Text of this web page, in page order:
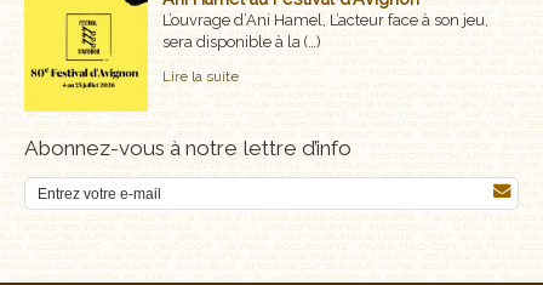
L’ouvrage d’Ani Hamel, L’acteur face à son jeu,
sera disponible à la (…)
Lire la suite
Abonnez-vous à notre lettre d’info